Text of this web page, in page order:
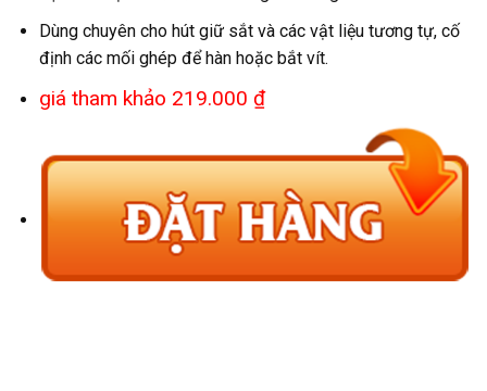
Dùng chuyên cho hút giữ sắt và các vật liệu tương tự, cố
định các mối ghép để hàn hoặc bắt vít.
giá tham khảo 219.000 ₫